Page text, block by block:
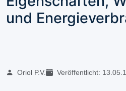
und
Oriol P.V. Veröffentlicht: